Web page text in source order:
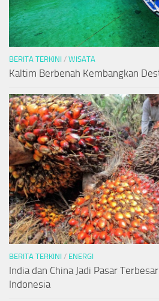
BERITA TERKINI / WISATA
Kaltim Berbenah Kembangkan
BERITA TERKINI / ENERGI
India dan China Jadi Pasar
Indonesia